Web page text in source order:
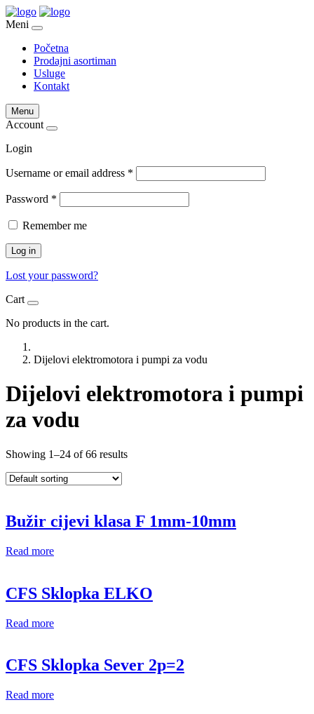
Meni
Početna
Prodajni asortiman
Usluge
Kontakt
Menu
Account
Login
Username or email address *
Password *
Remember me
Log in
Lost your password?
Cart
No products in the cart.
Dijelovi elektromotora i pumpi za vodu
Dijelovi elektromotora i pumpi
za vodu
Showing 1–24 of 66 results
Bužir cijevi klasa F 1mm-10mm
Read more
CFS Sklopka ELKO
Read more
CFS Sklopka Sever 2p=2
Read more